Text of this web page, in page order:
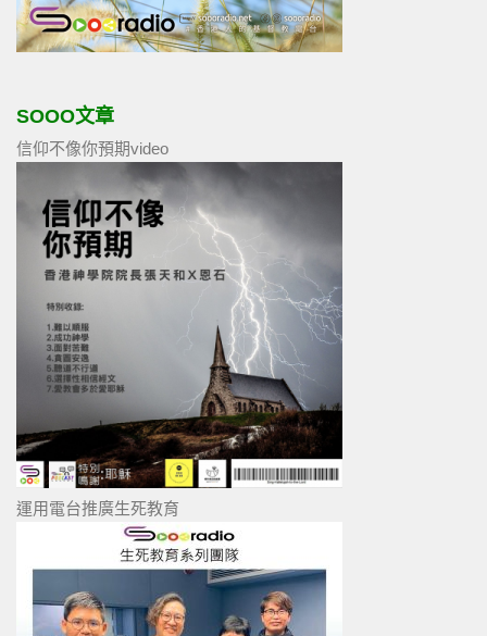
SOOO文章
信仰不像你預期video
運用電台推廣生死教育